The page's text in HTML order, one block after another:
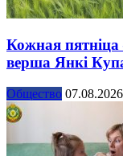
Кожная
верша Янкі
Общество 07.08.2026